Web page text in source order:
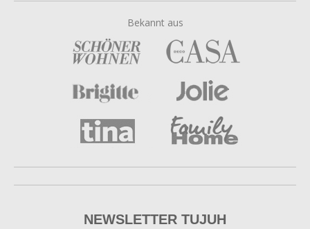
Bekannt aus
NEWSLETTER TUJUH